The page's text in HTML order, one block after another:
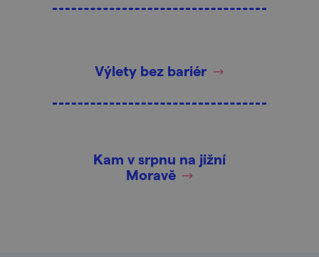
Výlety bez bariér
Kam v srpnu na jižní
Moravě